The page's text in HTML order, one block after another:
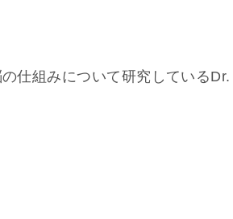
仕組みについて研究している